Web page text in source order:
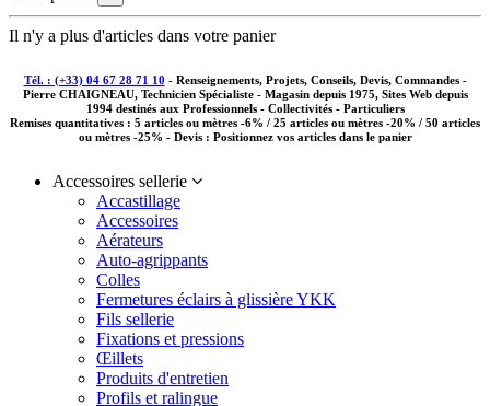
Il n'y a plus d'articles dans votre panier
Tél. : (+33) 04 67 28 71 10 - Renseignements, Projets, Conseils, Devis, Commandes -
Pierre CHAIGNEAU, Technicien Spécialiste - Magasin depuis 1975, Sites Web depuis
1994 destinés aux Professionnels - Collectivités - Particuliers
Remises quantitatives : 5 articles ou mètres -6% / 25 articles ou mètres -20% / 50 articles
ou mètres -25% - Devis : Positionnez vos articles dans le panier
Accessoires sellerie
Accastillage
Accessoires
Aérateurs
Auto-agrippants
Colles
Fermetures éclairs à glissière YKK
Fils sellerie
Fixations et pressions
Œillets
Produits d'entretien
Profils et ralingue